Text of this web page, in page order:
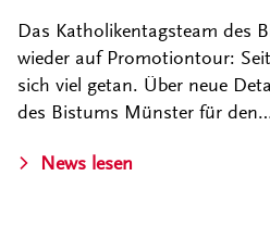
Das Katholikentagsteam des
wieder auf Promotiontour:
sich viel getan. Über neue
des Bistums Münster für
News lesen